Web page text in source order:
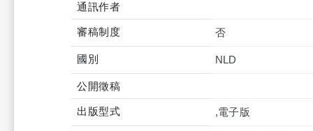
通訊作者
審稿制度 否
國別 NLD
公開徵稿
出版型式 ,電子版